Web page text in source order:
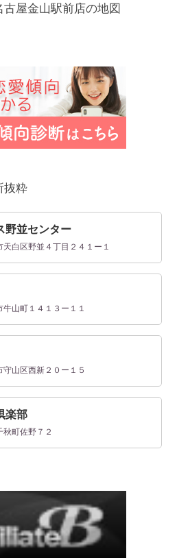
屋金山駅前店の地図
抜粋
野並センター
白区野並４丁目２４１ー１
山町１４１３ー１１
山区西新２０ー１５
楽部
町佐野７２